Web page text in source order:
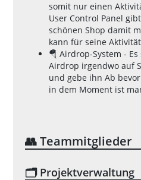
somit nur einen
User Control Panel
schönen Shop damit
kann für seine
🪂 Airdrop-System -
Airdrop irgendwo auf
und gebe ihn Ab
in dem Moment ist
👥 Teammitglieder
🗂️ Projektverwaltung